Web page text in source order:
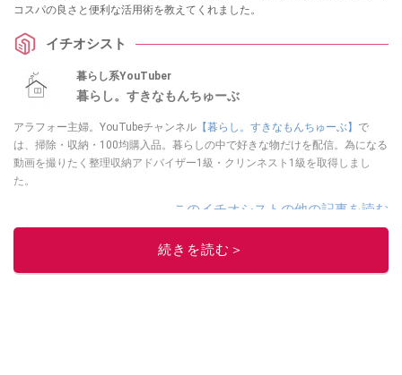
コスパの良さと便利な活用術を教えてくれました。
イチオシスト
暮らし系YouTuber
暮らし。すきなもんちゅーぶ
アラフォー主婦。YouTubeチャンネル 【暮らし。すきなもんちゅーぶ】 で
は、掃除・収納・100均購入品。暮らしの中で好きな物だけを配信。為になる
動画を撮りたく整理収納アドバイザー1級・クリンネスト1級を取得しまし
た。
このイチオシストの他の記事を読む
続きを読む＞